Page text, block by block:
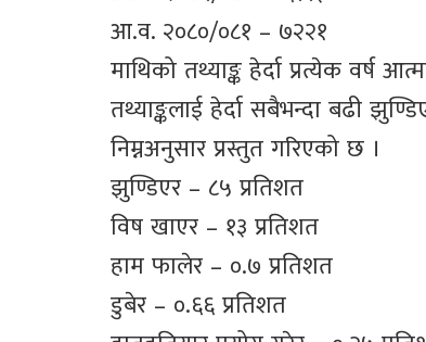
आ.व. २०८०/०८१ – ७२२१
माथिको तथ्याङ्क हेर्दा प्रत्येक
तथ्याङ्कलाई हेर्दा सबैभन्दा बढी
निम्नअनुसार प्रस्तुत गरिएको छ ।
झुण्डिएर – ८५ प्रतिशत
विष खाएर – १३ प्रतिशत
हाम फालेर – ०.७ प्रतिशत
डुबेर – ०.६६ प्रतिशत